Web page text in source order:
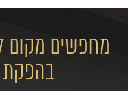
מחפשים מקום
בהפקת